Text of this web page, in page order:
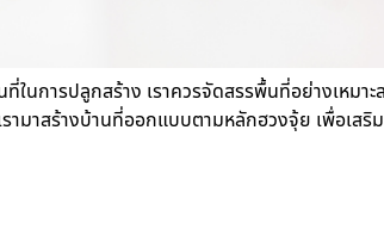
ในการปลูกสร้าง เราควรจัดสรรพื้นที่อย่างเหมา
ามาสร้างบ้านที่ออกแบบตามหลักฮวงจุ้ย เพื่อเส